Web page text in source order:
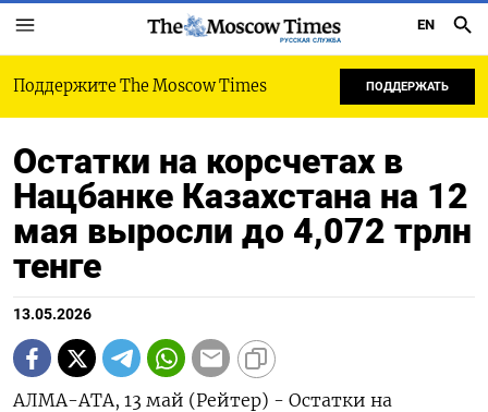
РУССКАЯ СЛУЖБА
EN
Поддержите The Moscow Times ПОДДЕРЖАТЬ
Остатки на корсчетах в
Нацбанке Казахстана на 12
мая выросли до 4,072 трлн
тенге
13.05.2026
АЛМА-АТА, 13 май (Рейтер) - ‌Остатки ​на